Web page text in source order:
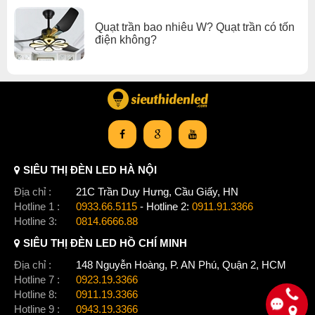
Các linh kiện quạt đi kèm như hình, kèm theo giấy chứng nhận
chất lượng, nguồn gốc sản phẩm : CO/CQ. Chứng nhận
QuaTest , dãn nhãn tem năng lượng. Những giấy tờ này chỉ
hàng chính hãng chính ngạch mới có được. Và là căn cứ để
Động cơ DC tiết kiệm điện
Thân quạt trần được làm từ hợp kim không gỉ,phủ bên ngoài là
Quạt trần bao nhiêu W? Quạt trần có tốn
điện không?
SIÊU THỊ ĐÈN LED HÀ NỘI
Địa chỉ :
21C Trần Duy Hưng, Cầu Giấy, HN
Hotline 1 :
0933.66.5115 - Hotline 2: 0911.91.3366
Hotline 3:
0814.6666.88
SIÊU THỊ ĐÈN LED HỒ CHÍ MINH
Địa chỉ :
148 Nguyễn Hoàng, P. AN Phú, Quận 2, HCM
Hotline 7 :
0923.19.3366
Hotline 8:
0911.19.3366
Hotline 9 :
0943.19.3366